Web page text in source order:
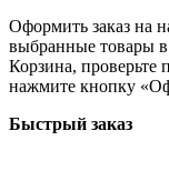
Оформить заказ на
выбранные товары в
Корзина, проверьте
нажмите кнопку
Быстрый заказ